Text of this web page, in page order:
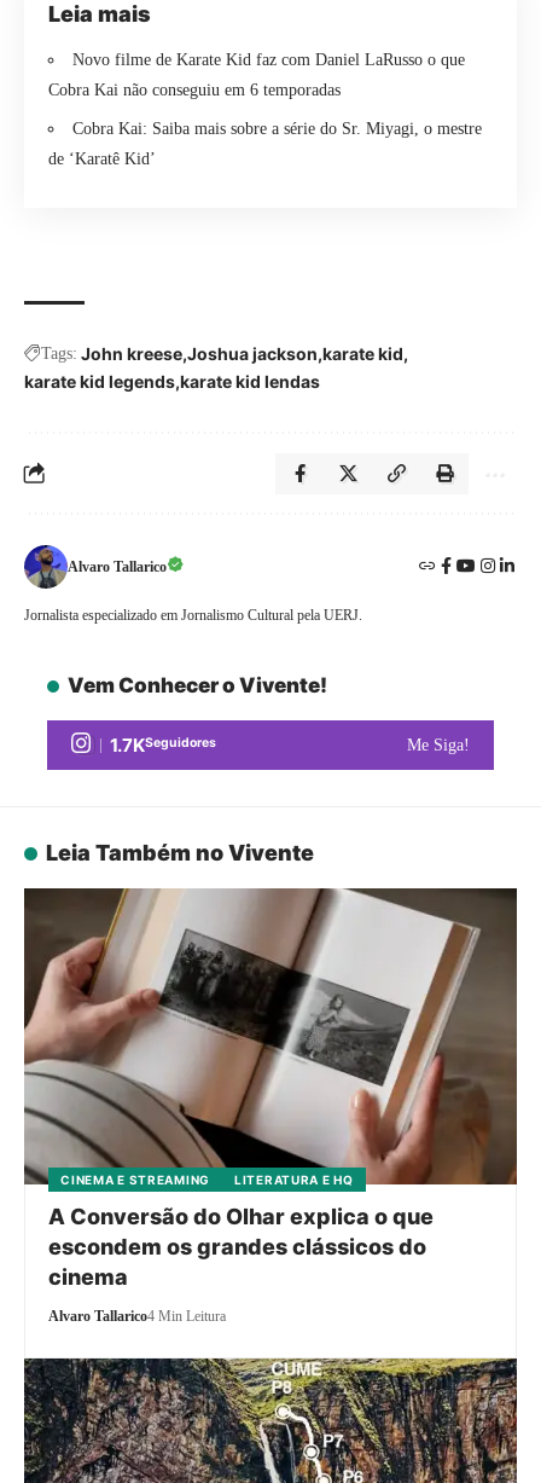
Leia mais
Novo filme de Karate Kid faz com Daniel LaRusso o que
Cobra Kai não conseguiu em 6 temporadas
Cobra Kai: Saiba mais sobre a série do Sr. Miyagi, o mestre
de ‘Karatê Kid’
Tags: John kreese Joshua jackson karate kid
karate kid legends karate kid lendas
Alvaro Tallarico
Jornalista especializado em Jornalismo Cultural pela UERJ.
Vem Conhecer o Vivente!
1.7KSeguidores Me Siga!
Leia Também no Vivente
CINEMA E STREAMING LITERATURA E HQ
A Conversão do Olhar explica o que
escondem os grandes clássicos do
cinema
Alvaro Tallarico4 Min Leitura